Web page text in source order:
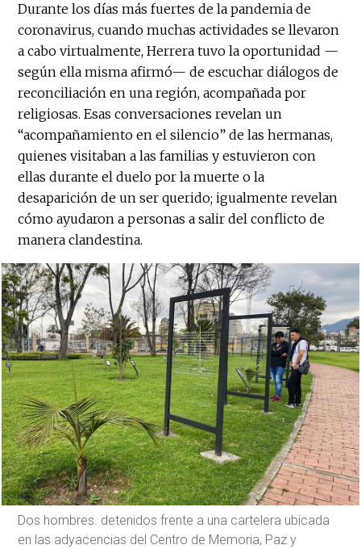
Durante los días más fuertes de la pandemia de
coronavirus, cuando muchas actividades se llevaron
a cabo virtualmente, Herrera tuvo la oportunidad —
según ella misma afirmó— de escuchar diálogos de
reconciliación en una región, acompañada por
religiosas. Esas conversaciones revelan un
“acompañamiento en el silencio” de las hermanas,
quienes visitaban a las familias y estuvieron con
ellas durante el duelo por la muerte o la
desaparición de un ser querido; igualmente revelan
cómo ayudaron a personas a salir del conflicto de
manera clandestina.
Dos hombres. detenidos frente a una cartelera ubicada
en las adyacencias del Centro de Memoria, Paz y